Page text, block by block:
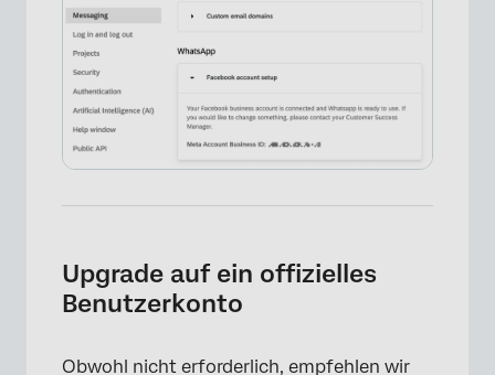
×
Upgrade auf ein offizielles
Benutzerkonto
Obwohl nicht erforderlich, empfehlen wir